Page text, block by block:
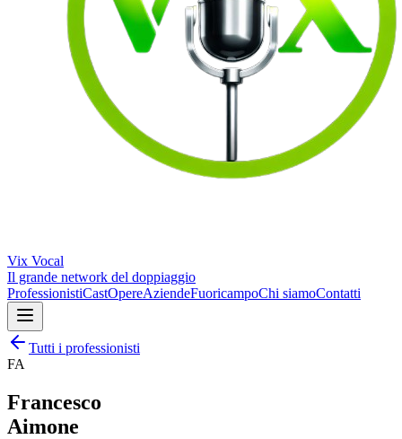
Vix Vocal
Il grande network del doppiaggio
ProfessionistiCastOpereAziendeFuoricampoChi siamoContatti
Tutti i professionisti
FA
Francesco
Aimone